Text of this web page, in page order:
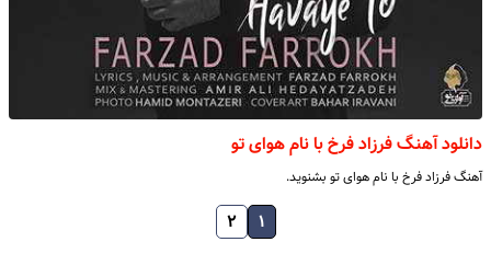
دانلود آهنگ فرزاد فرخ با نام هوای تو
آهنگ فرزاد فرخ با نام هوای تو بشنوید.
۱ ۲